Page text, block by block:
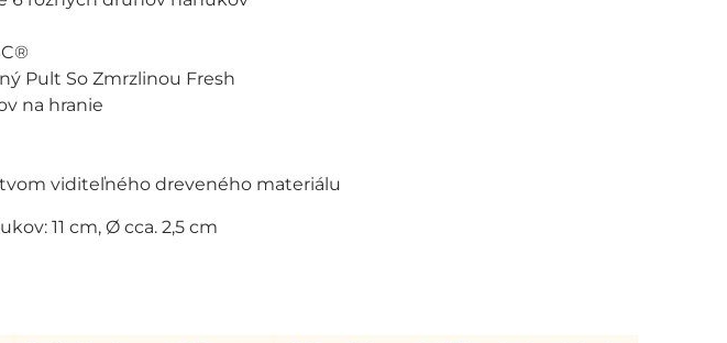
Pult So Zmrzlinou Fresh
na hranie
viditeľného dreveného materiálu
11 cm, Ø cca. 2,5 cm